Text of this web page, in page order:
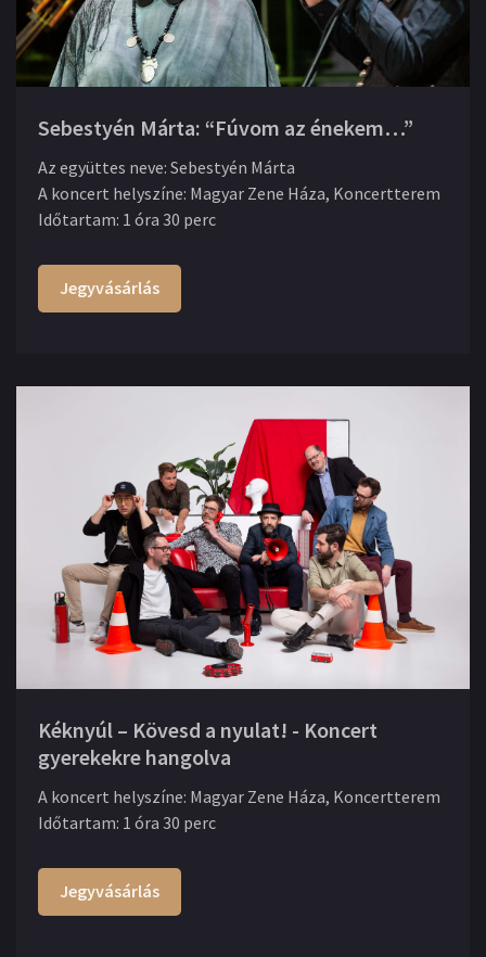
Sebestyén Márta: “Fúvom az énekem…”
Az együttes neve: Sebestyén Márta
A koncert helyszíne: Magyar Zene Háza, Koncertterem
Időtartam: 1 óra 30 perc
Jegyvásárlás
Kéknyúl – Kövesd a nyulat! - Koncert
gyerekekre hangolva
A koncert helyszíne: Magyar Zene Háza, Koncertterem
Időtartam: 1 óra 30 perc
Jegyvásárlás